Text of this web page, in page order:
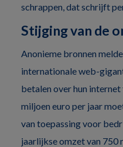
schrappen, dat schrijft
Stijging van de
Anonieme bronnen
internationale web-
betalen over hun
miljoen euro per jaar
van toepassing voor
jaarlijkse omzet van 750